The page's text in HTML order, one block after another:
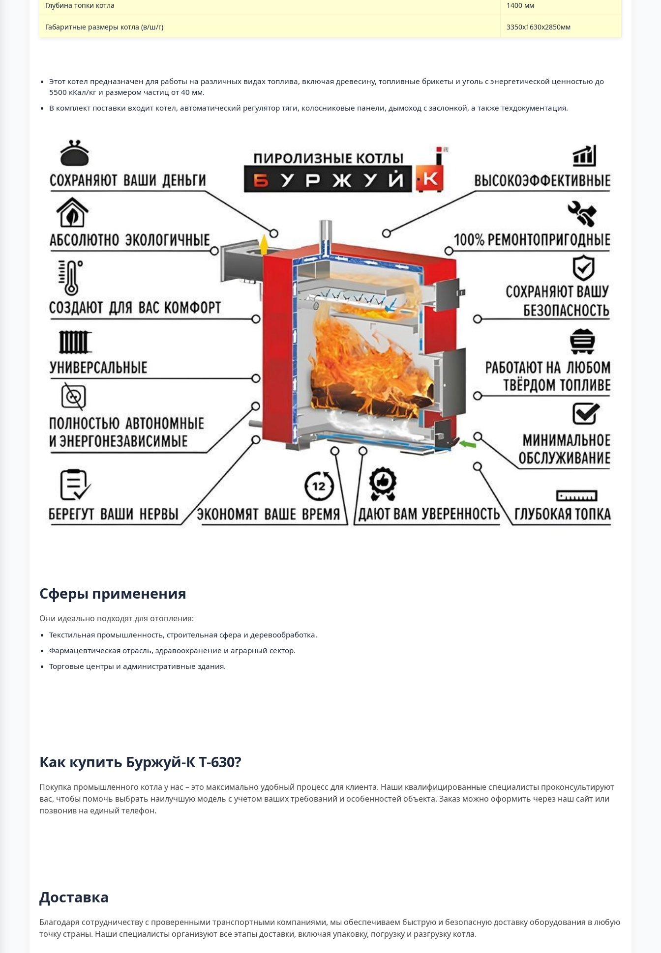
Глубина топки котла 1400 мм
Габаритные размеры котла (в/ш/г) 3350x1630x2850мм
Этот котел предназначен для работы на различных видах топлива, включая древесину, топливные брикеты и уголь с энергетической ценностью до
5500 кКал/кг и размером частиц от 40 мм.
В комплект поставки входит котел, автоматический регулятор тяги, колосниковые панели, дымоход с заслонкой, а также техдокументация.
Сферы применения
Они идеально подходят для отопления:
Текстильная промышленность, строительная сфера и деревообработка.
Фармацевтическая отрасль, здравоохранение и аграрный сектор.
Торговые центры и административные здания.
Как купить Буржуй-К Т-630?
Покупка промышленного котла у нас – это максимально удобный процесс для клиента. Наши квалифицированные специалисты проконсультируют
вас, чтобы помочь выбрать наилучшую модель с учетом ваших требований и особенностей объекта. Заказ можно оформить через наш сайт или
позвонив на единый телефон.
Доставка
Благодаря сотрудничеству с проверенными транспортными компаниями, мы обеспечиваем быструю и безопасную доставку оборудования в любую
точку страны. Наши специалисты организуют все этапы доставки, включая упаковку, погрузку и разгрузку котла.